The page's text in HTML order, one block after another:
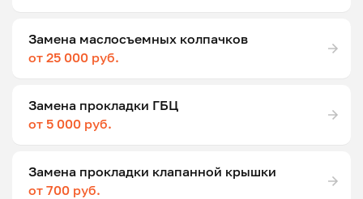
Замена маслосъемных колпачков
от 25 000 руб.
Замена прокладки ГБЦ
от 5 000 руб.
Замена прокладки клапанной крышки
от 700 руб.